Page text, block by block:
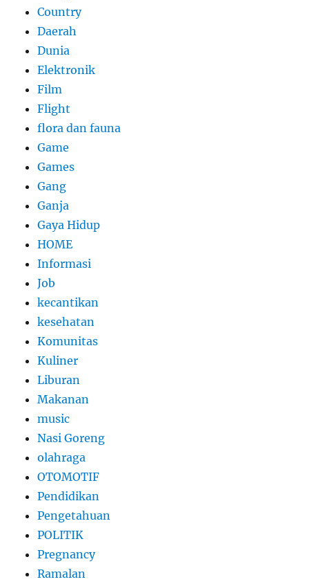
Country
Daerah
Dunia
Elektronik
Film
Flight
flora dan fauna
Game
Games
Gang
Ganja
Gaya Hidup
HOME
Informasi
Job
kecantikan
kesehatan
Komunitas
Kuliner
Liburan
Makanan
music
Nasi Goreng
olahraga
OTOMOTIF
Pendidikan
Pengetahuan
POLITIK
Pregnancy
Ramalan